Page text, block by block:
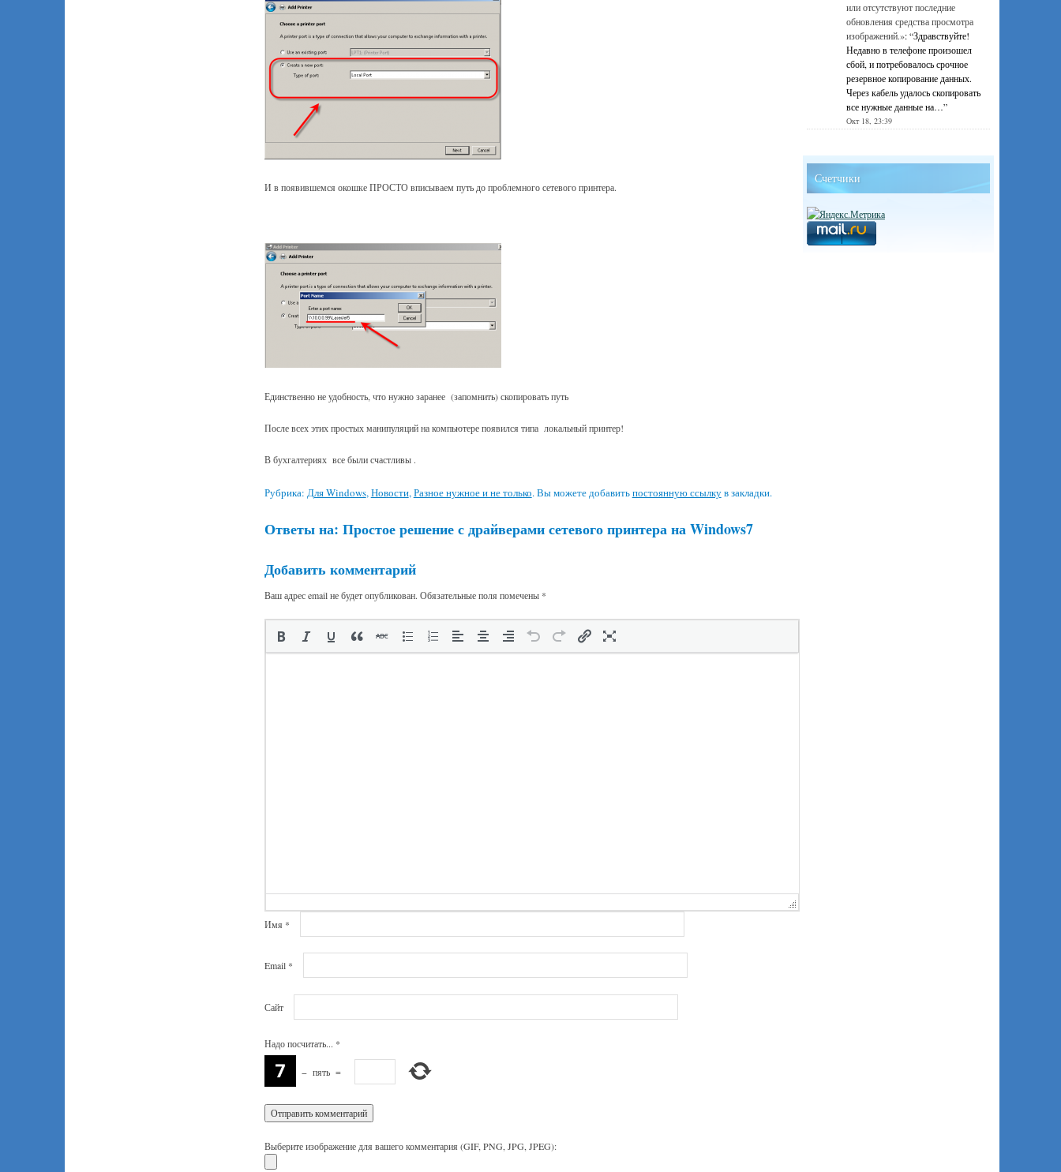
И в появившемся окошке ПРОСТО вписываем путь до проблемного сетевого принтера.
Единственно не удобность, что нужно заранее (запомнить) скопировать путь
После всех этих простых манипуляций на компьютере появился типа локальный принтер!
В бухгалтериях все были счастливы .
Рубрика: Для Windows,Новости,Разное нужное и не только. Вы можете добавитьпостоянную ссылкув закладки.
Ответы на: Простое решение с драйверами сетевого принтера на Windows7
Добавить комментарий
Ваш адрес email не будет опубликован. Обязательные поля помечены *
Имя *
Email *
Сайт
Надо посчитать... *
− пять =
Выберите изображение для вашего комментария (GIF, PNG, JPG, JPEG):
или отсутствуют последние
обновления средства просмотра
изображений.»: “Здравствуйте!
Недавно в телефоне произошел
сбой, и потребовалось срочное
резервное копирование данных.
Через кабель удалось скопировать
все нужные данные на…”
Окт 18, 23:39
Счетчики